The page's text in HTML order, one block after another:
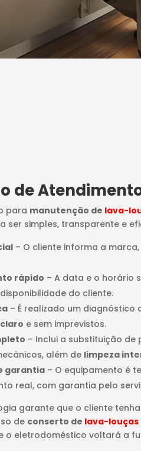
de
para manutenção de lava-
ser simples, transparente e
– O cliente informa a
rápido – A data e o horário
do cliente.
– É realizado um diagnóstico
e sem imprevistos.
– Inclui a substituição de
além de limpeza
garantia – O equipamento é
real, com garantia pelo
garante que o cliente
de conserto de lava-louças
o eletrodoméstico voltará a